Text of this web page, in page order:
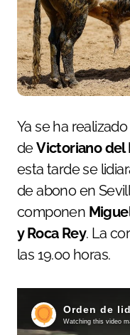
Ya se ha realizado el sorteo de los toros
deVictoriano del
esta tarde se
de abono en
componen
y Roca Rey. La
las 19.00 horas.